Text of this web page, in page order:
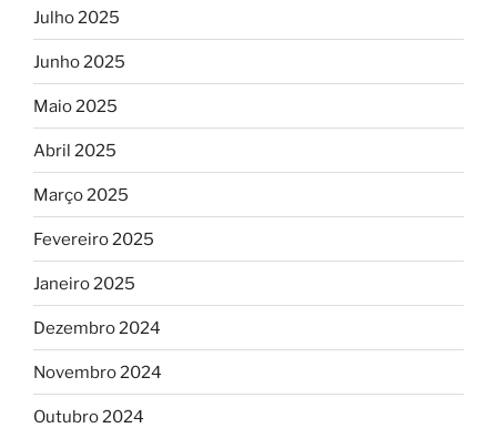
Julho 2025
Junho 2025
Maio 2025
Abril 2025
Março 2025
Fevereiro 2025
Janeiro 2025
Dezembro 2024
Novembro 2024
Outubro 2024